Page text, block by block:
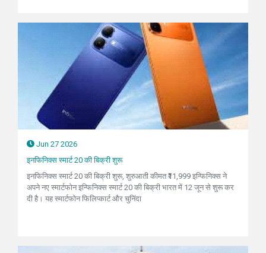
Jun 27 2026
इनफिनिक्स स्मार्ट 20 की बिक्री शुरू
इनफिनिक्स स्मार्ट 20 की बिक्री शुरू, शुरुआती कीमत ₹11,999 इन्फिनिक्स ने
अपने नए स्मार्टफोन इन्फिनिक्स स्मार्ट 20 की बिक्री भारत में 12 जून से शुरू कर
दी है। यह स्मार्टफोन फिलिप्कार्ट और चुनिंदा